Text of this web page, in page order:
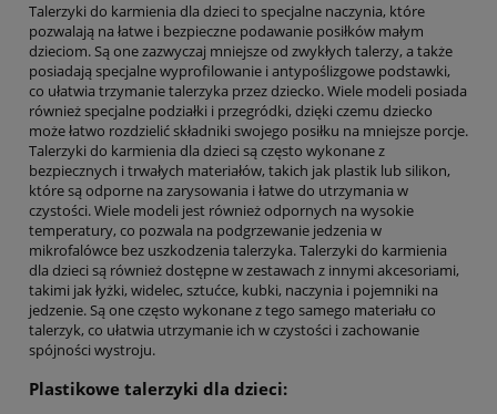
Talerzyki do karmienia dla dzieci to specjalne naczynia, które
pozwalają na łatwe i bezpieczne podawanie posiłków małym
dzieciom. Są one zazwyczaj mniejsze od zwykłych talerzy, a także
posiadają specjalne wyprofilowanie i antypoślizgowe podstawki,
co ułatwia trzymanie talerzyka przez dziecko. Wiele modeli posiada
również specjalne podziałki i przegródki, dzięki czemu dziecko
może łatwo rozdzielić składniki swojego posiłku na mniejsze porcje.
Talerzyki do karmienia dla dzieci są często wykonane z
bezpiecznych i trwałych materiałów, takich jak plastik lub silikon,
które są odporne na zarysowania i łatwe do utrzymania w
czystości. Wiele modeli jest również odpornych na wysokie
temperatury, co pozwala na podgrzewanie jedzenia w
mikrofalówce bez uszkodzenia talerzyka. Talerzyki do karmienia
dla dzieci są również dostępne w zestawach z innymi akcesoriami,
takimi jak łyżki, widelec, sztućce, kubki, naczynia i pojemniki na
jedzenie. Są one często wykonane z tego samego materiału co
talerzyk, co ułatwia utrzymanie ich w czystości i zachowanie
spójności wystroju.
Plastikowe talerzyki dla dzieci: